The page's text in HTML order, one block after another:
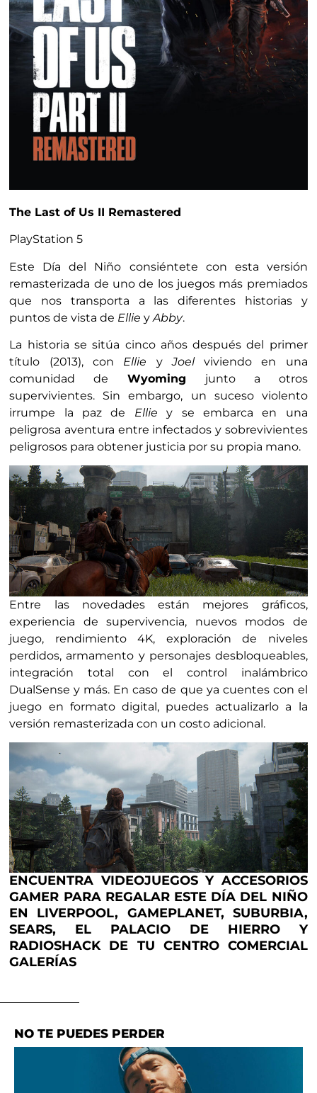
The Last of Us II Remastered
PlayStation 5
Este Día del Niño consiéntete con esta versión
remasterizada de uno de los juegos más premiados
que nos transporta a las diferentes historias y
puntos de vista de Ellie yAbby.
La historia se sitúa cinco años después del primer
título (2013), con Ellie yJoelviviendo en una
comunidad de Wyoming junto a otros
supervivientes. Sin embargo, un suceso violento
irrumpe la paz de Elliey se embarca en una
peligrosa aventura entre infectados y sobrevivientes
peligrosos para obtener justicia por su propia mano.
Entre las novedades están mejores gráficos,
experiencia de supervivencia, nuevos modos de
juego, rendimiento 4K, exploración de niveles
perdidos, armamento y personajes desbloqueables,
integración total con el control inalámbrico
DualSense y más. En caso de que ya cuentes con el
juego en formato digital, puedes actualizarlo a la
versión remasterizada con un costo adicional.
ENCUENTRA VIDEOJUEGOS Y ACCESORIOS
GAMER PARA REGALAR ESTE DÍA DEL NIÑO
EN LIVERPOOL, GAMEPLANET, SUBURBIA,
SEARS, EL PALACIO DE HIERRO Y
RADIOSHACK DE TU CENTRO COMERCIAL
GALERÍAS
NO TE PUEDES PERDER